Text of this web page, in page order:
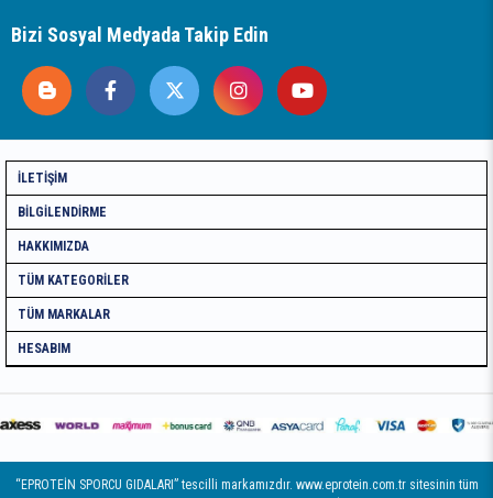
Bizi Sosyal Medyada Takip Edin
İLETIŞIM
BILGILENDIRME
HAKKIMIZDA
TÜM KATEGORILER
TÜM MARKALAR
HESABIM
“EPROTEİN SPORCU GIDALARI” tescilli markamızdır. www.eprotein.com.tr sitesinin tüm